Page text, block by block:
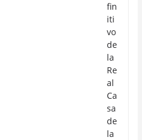
fin
iti
vo
de
la
Re
al
Ca
sa
de
la